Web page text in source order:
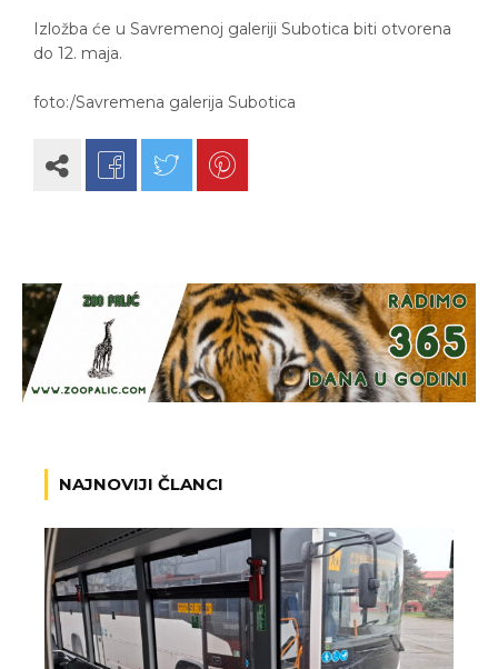
Izložba će u Savremenoj galeriji Subotica biti otvorena
do 12. maja.
foto:/Savremena galerija Subotica
NAJNOVIJI ČLANCI